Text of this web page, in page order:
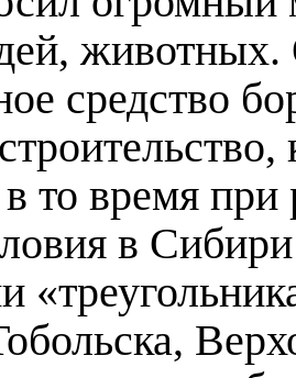
животных.
средство
то время при
в